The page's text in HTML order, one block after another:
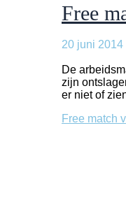
Free
20 juni 2014
De
zijn
er niet of
Free match